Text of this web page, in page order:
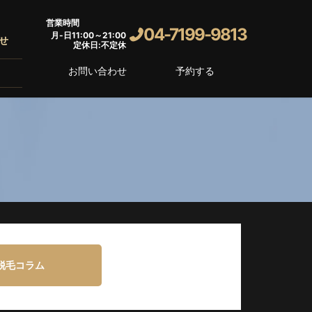
営業時間
月-日11:00～21:00
定休日:不定休
04-7199-9813
お問い合わせ 予約する
毛コラム